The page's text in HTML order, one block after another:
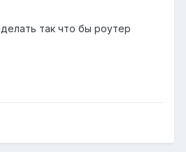
так что бы роутер